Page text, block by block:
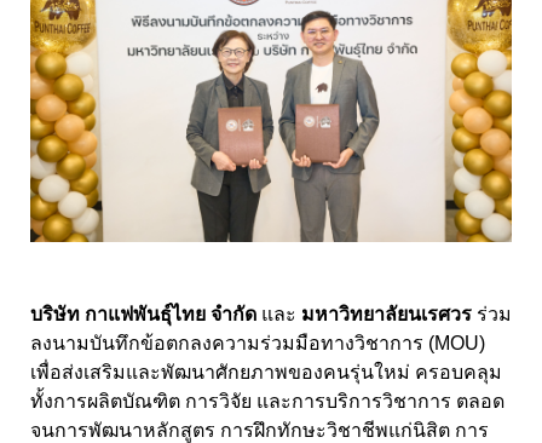
บริษัท กาแฟพันธุ์ไทย จำกัด และ มหาวิทยาลัยนเรศวร ร่วม
ลงนามบันทึกข้อตกลงความร่วมมือทางวิชาการ (MOU)
เพื่อส่งเสริมและพัฒนาศักยภาพของคนรุ่นใหม่ ครอบคลุม
ทั้งการผลิตบัณฑิต การวิจัย และการบริการวิชาการ ตลอด
จนการพัฒนาหลักสูตร การฝึกทักษะวิชาชีพแก่นิสิต การ